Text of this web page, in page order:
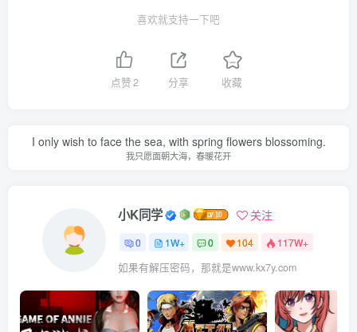
喜欢就支持一下吧
点赞2 分享 收藏
I only wish to face the sea, with spring flowers blossoming.
我只愿面朝大海，春暖花开
小K同学 关注
0 1W+ 0 104 117W+
如果有解压密码，那就是www.kx7y.com